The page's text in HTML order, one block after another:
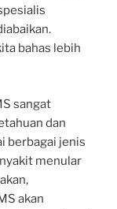
bahas lebih
sangat
dan
berbagai jenis
menular
akan